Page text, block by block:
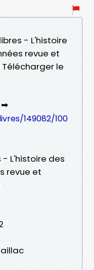
- L'histoire
revue et
le
➡
149082/100
- L'histoire des
revue et